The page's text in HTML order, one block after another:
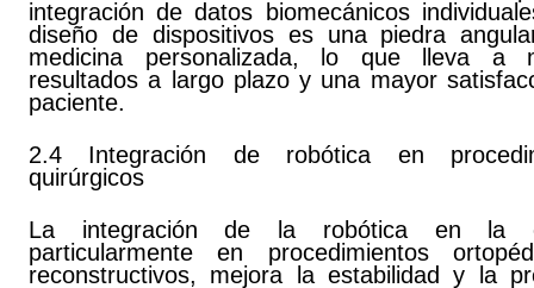
integración de datos biomecánicos
diseño de dispositivos es una piedra
medicina personalizada, lo que lleva a
resultados a largo plazo y una mayor
paciente.
2.4 Integración de robótica en
quirúrgicos
La integración de la robótica en la
particularmente en procedimientos
reconstructivos, mejora la estabilidad y la